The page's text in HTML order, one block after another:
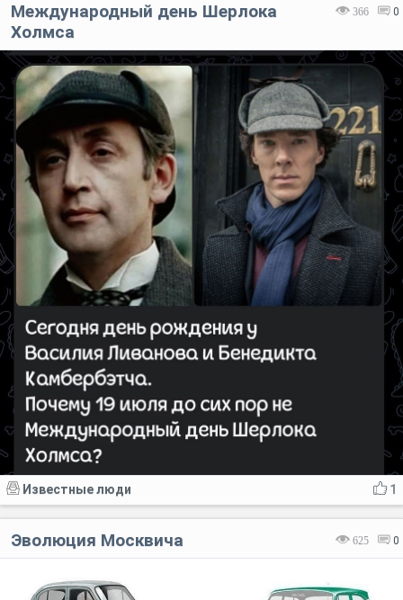
366 0
Международный день Шерлока
Холмса
1
Известные люди
625 0
Эволюция Москвича